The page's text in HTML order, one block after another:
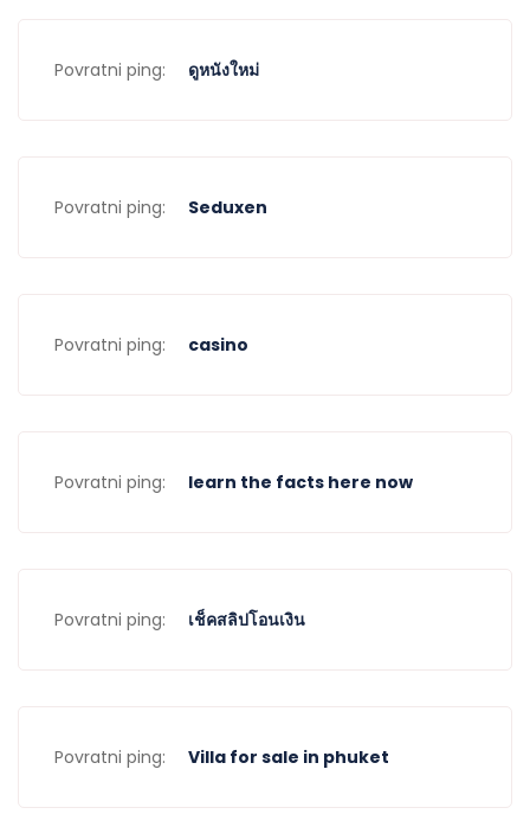
Povratni ping: ดูหนังใหม่
Povratni ping: Seduxen
Povratni ping: casino
Povratni ping: learn the facts here now
Povratni ping: เช็คสลิปโอนเงิน
Povratni ping: Villa for sale in phuket